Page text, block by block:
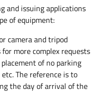
and issuing applications
of equipment:
camera and tripod
more complex requests
of no parking
The reference is to
the day of arrival of the